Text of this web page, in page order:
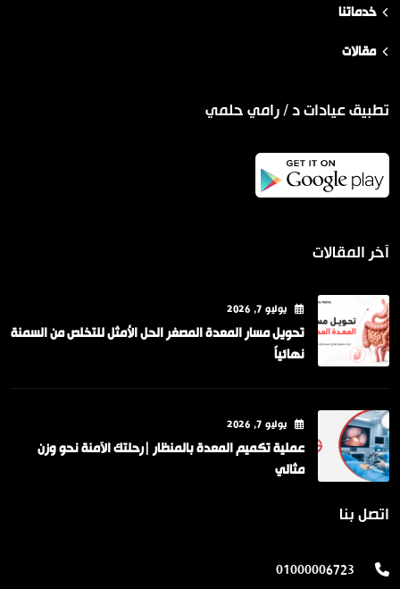
خدماتنا
مقالات
تطبيق عيادات د / رامي حلمي
آخر المقالات
يوليو 7
, 2026
تحويل مسار المعدة المصغر الحل الأمثل للتخلص من السمنة
نهائياً
يوليو 7
, 2026
عملية تكميم المعدة بالمنظار |رحلتك الآمنة نحو وزن
مثالي
اتصل بنا
01000006723